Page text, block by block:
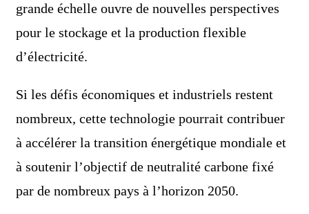
grande échelle ouvre de nouvelles perspectives
pour le stockage et la production flexible
d’électricité.
Si les défis économiques et industriels restent
nombreux, cette technologie pourrait contribuer
à accélérer la transition énergétique mondiale et
à soutenir l’objectif de neutralité carbone fixé
par de nombreux pays à l’horizon 2050.